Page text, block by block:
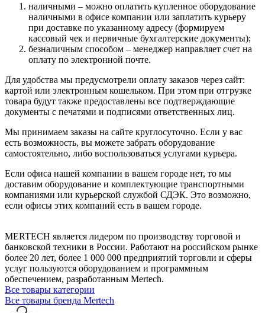
наличными – можно оплатить купленное оборудование
наличными в офисе компании или заплатить курьеру
при доставке по указанному адресу (формируем
кассовый чек и первичные бухгалтерские документы);
безналичным способом – менеджер направляет счет на
оплату по электронной почте.
Для удобства мы предусмотрели оплату заказов через сайт:
картой или электронным кошельком. При этом при отгрузке
товара будут также предоставлены все подтверждающие
документы с печатями и подписями ответственных лиц.
Мы принимаем заказы на сайте круглосуточно. Если у вас
есть возможность, вы можете забрать оборудование
самостоятельно, либо воспользоваться услугами курьера.
Если офиса нашей компании в вашем городе нет, то мы
доставим оборудование и комплектующие транспортными
компаниями или курьерской службой СДЭК. Это возможно,
если офисы этих компаний есть в вашем городе.
MERTECH является лидером по производству торговой и
банковской техники в России. Работают на российском рынке
более 20 лет, более 1 000 000 предприятий торговли и сферы
услуг пользуются оборудованием и программным
обеспечением, разработанным Mertech.
Все товары категории
Все товары бренда Mertech